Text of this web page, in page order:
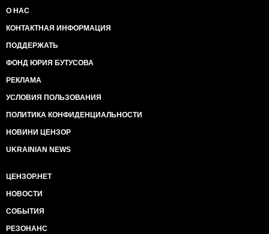
О НАС
КОНТАКТНАЯ ИНФОРМАЦИЯ
ПОДДЕРЖАТЬ
ФОНД ЮРИЯ БУТУСОВА
РЕКЛАМА
УСЛОВИЯ ПОЛЬЗОВАНИЯ
ПОЛИТИКА КОНФИДЕНЦИАЛЬНОСТИ
НОВИНИ ЦЕНЗОР
UKRAINIAN NEWS
ЦЕНЗОР.НЕТ
НОВОСТИ
СОБЫТИЯ
РЕЗОНАНС